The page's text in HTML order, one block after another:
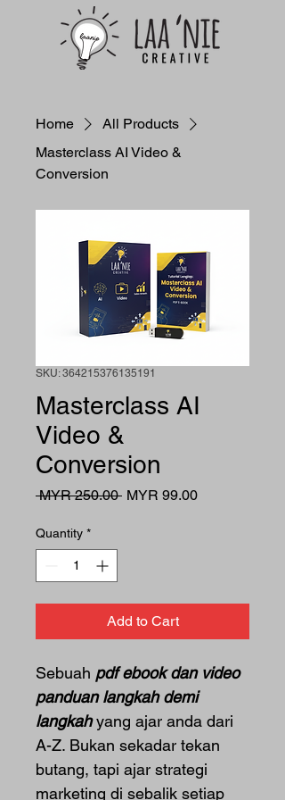
Home
All Products
Masterclass AI Video &
Conversion
SKU: 364215376135191
Masterclass AI
Video &
Conversion
MYR 250.00 Regular
MYR 99.00Sale
Quantity *
Add to Cart
Sebuah pdf ebook dan video
panduan langkah demi
langkah yang ajar anda dari
A-Z. Bukan sekadar tekan
butang, tapi ajar strategi
marketing di sebalik setiap